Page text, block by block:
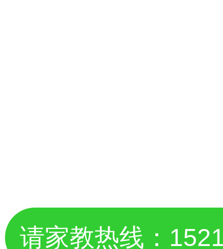
请家教热线：